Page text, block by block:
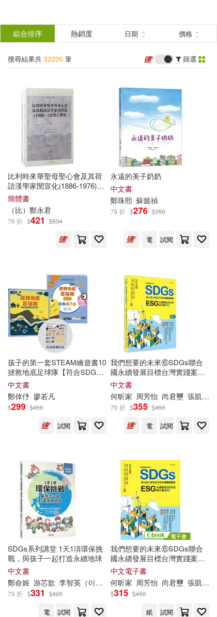
結
分類 (單選)
所有商品(32226)
圖書(21622) 影音(1366)
雜誌(1151)
服飾(125) 家居生活(515)
美食(705) 3C(95)
家電(42)
設計文具(561) 無印良品(3)
日用清潔(96) 休閒生活(22)
婦幼生活(122)
餐廚生活(292) 電子票證(17)
鞋包配件(482) 票券(6)
寵物生活(37) 玲廊滿藝(140)
故宮精品(1) 電子書閱讀器(3)
作者 (可複選)
鄭宗弦(223)
Kanae Sato(104)
鄭石岩(104) 鄭苑鳳(96)
躍千愁(82) 丁永康(81)
プレステージ出版（写真集）(79)
PRESTIGE DIGITAL BOOK SERIE
鄭栗兒(67) TMA(66)
永瀬ゆい(65) 三雲岳斗(62)
鄭丰(62) 葉永烈(59)
吉河美希(56)
鄭阿奇（主編）(56)
秦文君(55) 鄭振鐸(55)
プレステージ出版(写真集)(53)
鄭一群(52) あいだいろ(50)
展開
(可複選)
東立(1074) 悅文社(492)
台灣角川(438)
說頻文化(405)
Universal(343)
科學出版社(310) 遠流(302)
清華大學出版社(267)
禾馬(244)
電子工業出版社(236)
機械工業出版社(227)
時報出版(194) 尖端(184)
長鴻出版社(164)
展開
配送方式
可海外宅配(23756)
可港澳店取(23150)
可新加坡店取(22752)
可菲律賓店取(23257)
綜合排序 熱銷度 日期 價格
搜尋結果共 32226 筆 篩選
比利時來華聖母聖心會及其荷
語漢學家閔宣化(1886-1976)研
究(上下冊)
簡體書
（比）鄭永君
79 折 $421 $534
永遠的美子奶奶
中文書
鄭珠熙 蘇懿禎
79 折 $276 $350
電 試閱
孩子的第一套STEAM繪遊書10
拯救地底足球隊【符合SDGs
永續發展指標X好讀好玩雙書
升級版】
中文書
鄭倖伃 廖若凡
$299 $450
試閱
我們想要的未來⑥SDGs聯合
國永續發展目標台灣實踐案
例：ESG/永續報告的內涵與行
動教材
中文書
何昕家 周芳怡 尚君壐 張凱銘
79 折 $355 $450
電
試閱
SDGs系列講堂 1天1項環保挑
戰，與孩子一起打造永續地球
中文書
鄭命姬 游芯歆 李智英（이지영）
79 折 $331 $420
電
試閱
我們想要的未來⑥SDGs聯合
國永續發展目標台灣實踐案例
(電子書)
中文電子書
何昕家 周芳怡 尚君壐 張凱銘
$315 $450
紙
試閱